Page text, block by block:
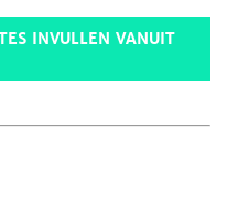
INVULLEN VANUIT